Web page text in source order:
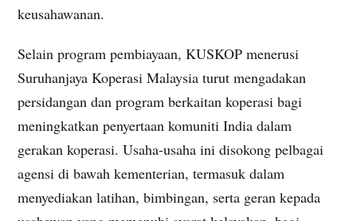
keusahawanan.
Selain program pembiayaan, KUSKOP menerusi
Suruhanjaya Koperasi Malaysia turut mengadakan
persidangan dan program berkaitan koperasi bagi
meningkatkan penyertaan komuniti India dalam
gerakan koperasi. Usaha-usaha ini disokong pelbagai
agensi di bawah kementerian, termasuk dalam
menyediakan latihan, bimbingan, serta geran kepada